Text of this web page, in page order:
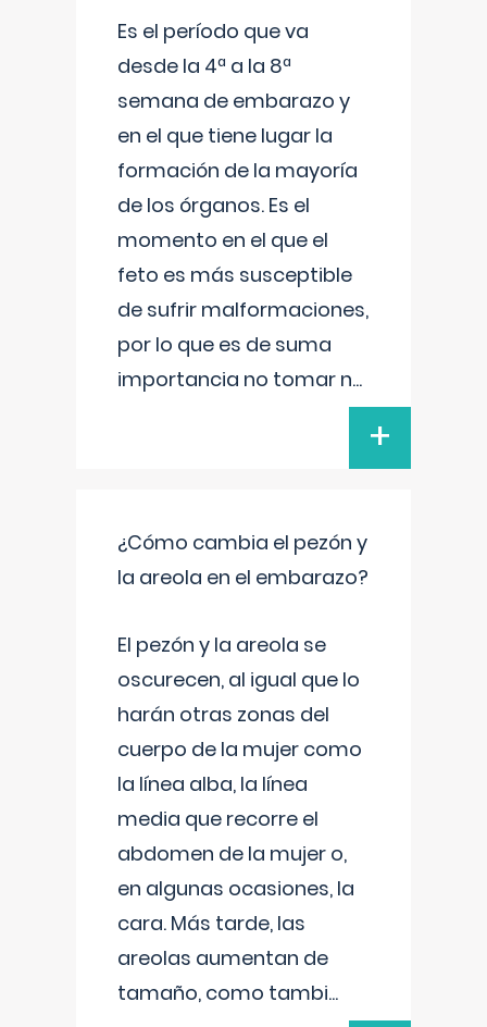
Es el período que va
desde la 4ª a la 8ª
semana de embarazo y
en el que tiene lugar la
formación de la mayoría
de los órganos. Es el
momento en el que el
feto es más susceptible
de sufrir malformaciones,
por lo que es de suma
importancia no tomar n...
+
¿Cómo cambia el pezón y
la areola en el embarazo?
El pezón y la areola se
oscurecen, al igual que lo
harán otras zonas del
cuerpo de la mujer como
la línea alba, la línea
media que recorre el
abdomen de la mujer o,
en algunas ocasiones, la
cara. Más tarde, las
areolas aumentan de
tamaño, como tambi...